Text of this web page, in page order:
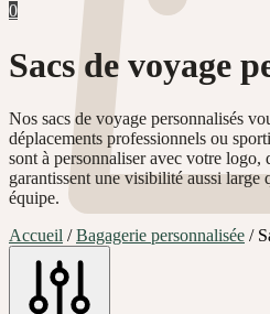
0
Sacs de voyage
Nos sacs de voyage personnalisés
déplacements professionnels ou
sont à personnaliser avec votre logo,
garantissent une visibilité aussi large
équipe.
Accueil /Bagagerie personnalisée /